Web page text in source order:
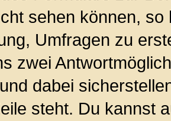
sehen können,
Umfragen zu
zwei
dabei
steht. Du kannst